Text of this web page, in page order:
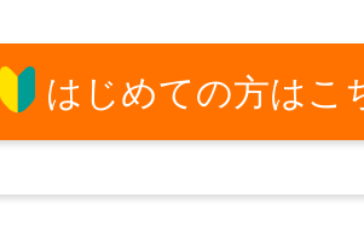
はじめての方はこ